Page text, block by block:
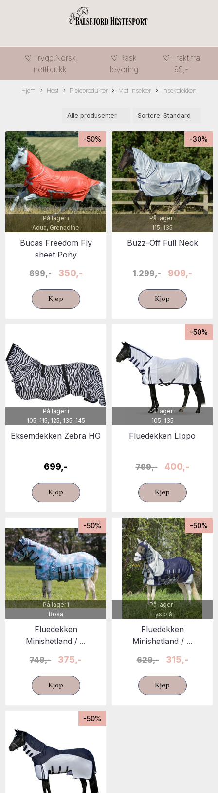
♡ Trygg,Norsk
nettbutikk
♡ Rask
levering
♡ Frakt fra
99,-
Hjem Hest Pleieprodukter Mot Insekter Insektdekken
-50%
På lager i
Aqua, Grenadine
Bucas Freedom Fly
sheet Pony
699,-
350,-
Kjøp
-30%
På lager i
115, 135
Buzz-Off Full Neck
1.299,- 909,-
Kjøp
På lager i
105, 115, 125, 135, 145
Eksemdekken Zebra HG
699,-
Kjøp
-50%
På lager i
105, 135
Fluedekken LIppo
799,- 400,-
Kjøp
-50%
På lager i
Rosa
Fluedekken
Minishetland / ...
749,-
375,-
Kjøp
-50%
På lager i
Lys blå
Fluedekken
Minishetland / ...
629,-
315,-
Kjøp
-50%